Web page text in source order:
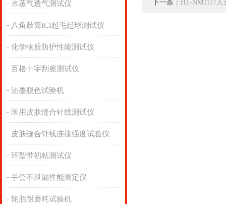
水蒸气透气测试仪
八角鼓筒ICI起毛起球测试仪
化学物质防护性能测试仪
百格十字刮擦测试仪
油墨脱色试验机
医用皮肤缝合针线测试仪
皮肤缝合针线连接强度试验仪
环型带初粘测试仪
手套不泄漏性能测定仪
轮胎耐磨耗试验机
下一条： HT-NM1117